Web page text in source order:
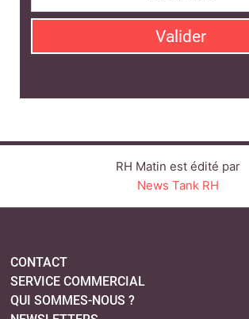
QUI SOMMES-NOUS ?
LINKEDINTWITTERFACEBOOK
MENTIONS LÉGALES
POLITIQUE DE CONFIDENTIALITÉ
COOKIES